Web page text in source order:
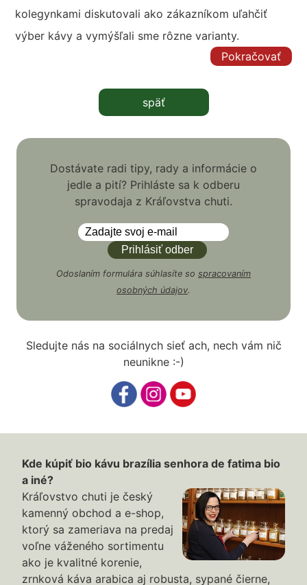
kolegynkami diskutovali ako zákazníkom uľahčiť
výber kávy a vymýšľali sme rôzne varianty.
Pokračovať
späť
Dostávate radi tipy, rady a informácie o
jedle a pití? Prihláste sa k odberu
spravodaja z Kráľovstva chuti.
Odoslaním formulára súhlasíte so spracovaním
osobných údajov.
Sledujte nás na sociálnych sieť ach, nech vám nič
neunikne :-)
Kde kúpiť bio kávu brazília senhora de fatima bio
a iné?
Kráľovstvo chuti je český
kamenný obchod a e-shop,
ktorý sa zameriava na predaj
voľne váženého sortimentu
ako je kvalitné korenie,
zrnková káva arabica aj robusta, sypané čierne,